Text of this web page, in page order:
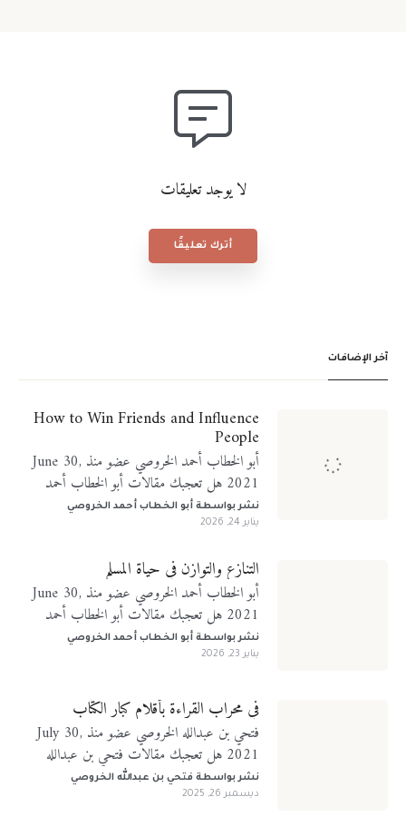
لا يوجد تعليقات
أترك تعليقًا
آخر الإضافات
How to Win Friends and Influence
People
أبو الخطاب أحمد الخروصي عضو منذ June 30,
2021 هل تعجبك مقالات أبو الخطاب أحمد
الخروصي؟ تابعني على منصات التواصل الإجتماعي
نشر بواسطةأبو الخطاب أحمد الخروصي
يناير 24, 2026
التنازع والتوازن في حياة المسلم
أبو الخطاب أحمد الخروصي عضو منذ June 30,
2021 هل تعجبك مقالات أبو الخطاب أحمد
الخروصي؟ تابعني على منصات التواصل الإجتماعي
نشر بواسطةأبو الخطاب أحمد الخروصي
يناير 23, 2026
في محراب القراءة بأقلام كبار الكتّاب
فتحي بن عبدالله الخروصي عضو منذ July 30,
2021 هل تعجبك مقالات فتحي بن عبدالله
الخروصي؟ تابعني على منصات التواصل الإجتماعي
نشر بواسطةفتحي بن عبدالله الخروصي
ديسمبر 26, 2025